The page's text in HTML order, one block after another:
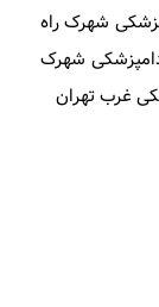
شهرک راه
منطقه 22 , کلینیک دامپزشکی شهرک
غرب تهران